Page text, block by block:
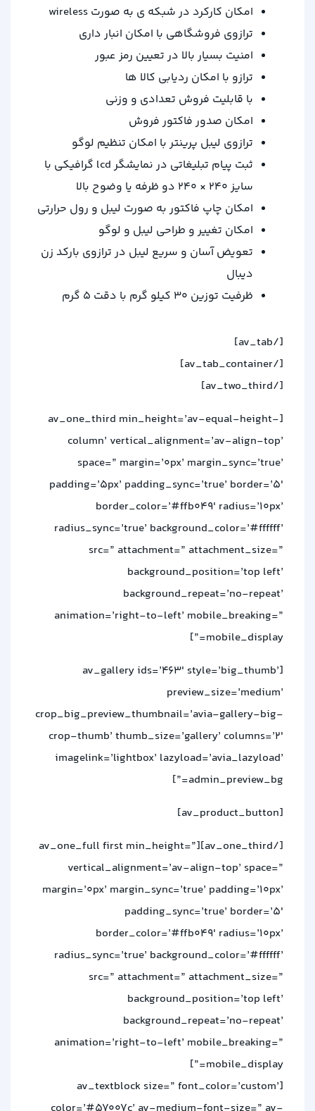
امکان کارکرد در شبکه ی به صورت wireless
ترازوی فروشگاهی با امکان انبار داری
امنیت بسیار بالا در تعیین رمز عبور
ترازو با امکان ردیابی کالا ها
با قابلیت فروش تعدادی و وزنی
امکان صدور فاکتور فروش
ترازوی لیبل پرینتر با امکان تنظیم لوگو
ثبت پیام تبلیغاتی در نمایشگر lcd گرافیکی با
سایز 240 × 240 دو ظرفه یا وضوح بالا
امکان چاپ فاکتور به صورت لیبل و رول حرارتی
امکان تغییر و طراحی لیبل و لوگو
تعویض آسان و سریع لیبل در ترازوی بارکد زن
دیبال
ظرفیت توزین 30 کیلو گرم با دقت 5 گرم
[/av_tab]
[/av_tab_container]
[/av_two_third]
[av_one_third min_height=’av-equal-height-
column’ vertical_alignment=’av-align-top’
space=” margin=’0px’ margin_sync=’true’
padding=’5px’ padding_sync=’true’ border=’5′
border_color=’#ffb049′ radius=’10px’
radius_sync=’true’ background_color=’#ffffff’
src=” attachment=” attachment_size=”
background_position=’top left’
background_repeat=’no-repeat’
animation=’right-to-left’ mobile_breaking=”
mobile_display=”]
[av_gallery ids=’463′ style=’big_thumb’
preview_size=’medium’
crop_big_preview_thumbnail=’avia-gallery-big-
crop-thumb’ thumb_size=’gallery’ columns=’2′
imagelink=’lightbox’ lazyload=’avia_lazyload’
admin_preview_bg=”]
[av_product_button]
[/av_one_third][av_one_full first min_height=”
vertical_alignment=’av-align-top’ space=”
margin=’0px’ margin_sync=’true’ padding=’10px’
padding_sync=’true’ border=’5′
border_color=’#ffb049′ radius=’10px’
radius_sync=’true’ background_color=’#ffffff’
src=” attachment=” attachment_size=”
background_position=’top left’
background_repeat=’no-repeat’
animation=’right-to-left’ mobile_breaking=”
mobile_display=”]
[av_textblock size=” font_color=’custom’